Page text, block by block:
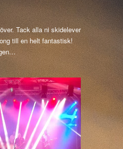
Tack alla ni skidelever
till en helt fantastisk!